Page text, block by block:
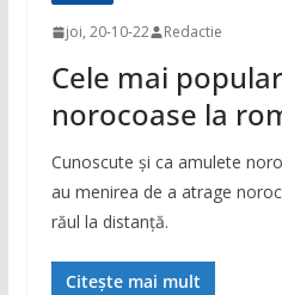
joi, 20-10-22 Redactie
Cele mai
norocoase la
Cunoscute și ca amulete
au menirea de a atrage
răul la distanță.
Citește mai mult